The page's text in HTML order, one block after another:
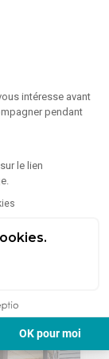
intéresse avant
pendant
le lien
OK pour moi
1/12
? Ne
située